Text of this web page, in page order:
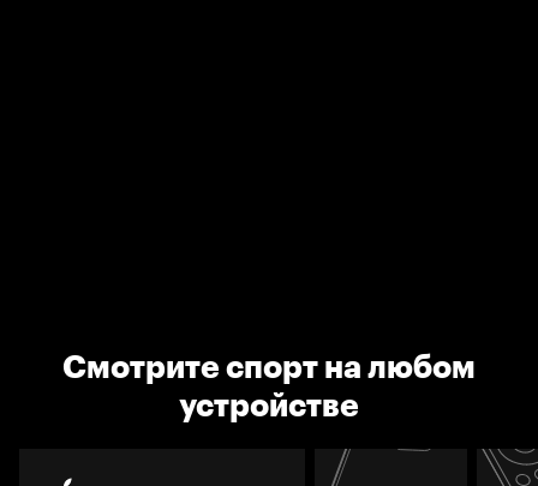
Смотрите спорт на любом
устройстве